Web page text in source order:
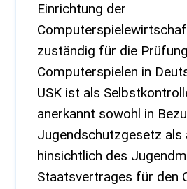
Einrichtung der
zuständig für die
Computerspielen in
USK ist als
anerkannt sowohl in
Jugendschutzgesetz als
hinsichtlich des
Staatsvertrages für den